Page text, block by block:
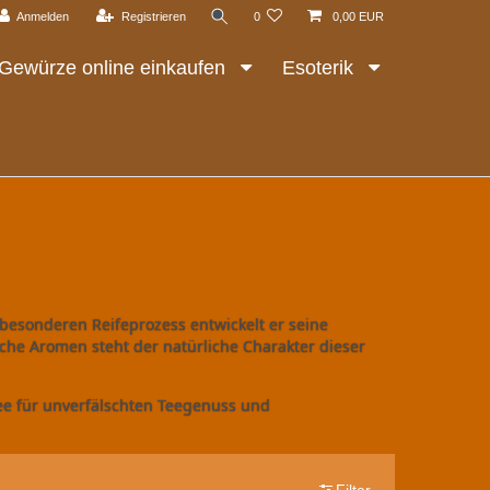
Anmelden Registrieren 0 0,00 EUR
online einkaufen Esoterik
Reifeprozess entwickelt er seine
Aromen steht der natürliche Charakter dieser
für unverfälschten Teegenuss und